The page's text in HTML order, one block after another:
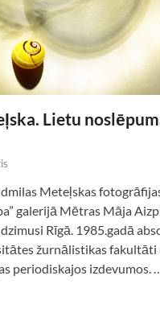
Lietu
Meteļskas
galerijā Mētras Māja
Rīgā. 1985.gadā
žurnālistikas fakultāti
periodiskajos izdevumos.